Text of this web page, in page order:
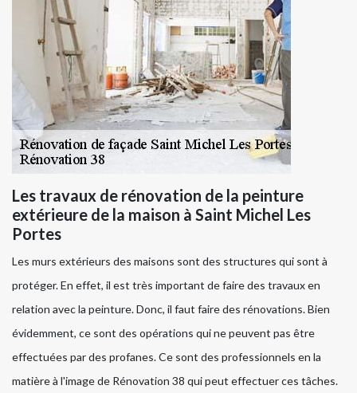
Les travaux de rénovation de la peinture
extérieure de la maison à Saint Michel Les
Portes
Les murs extérieurs des maisons sont des structures qui sont à
protéger. En effet, il est très important de faire des travaux en
relation avec la peinture. Donc, il faut faire des rénovations. Bien
évidemment, ce sont des opérations qui ne peuvent pas être
effectuées par des profanes. Ce sont des professionnels en la
matière à l'image de Rénovation 38 qui peut effectuer ces tâches.